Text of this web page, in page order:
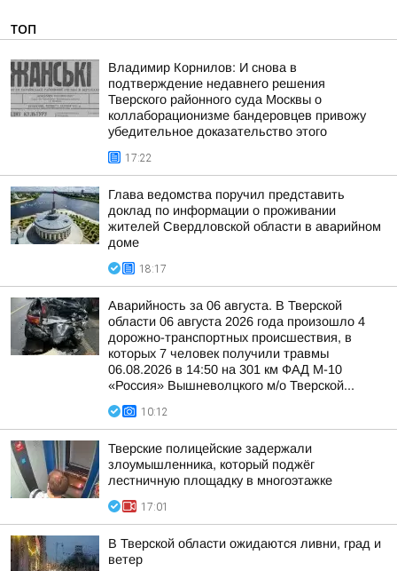
ТОП
Владимир Корнилов: И снова в
подтверждение недавнего решения
Тверского районного суда Москвы о
коллаборационизме бандеровцев привожу
убедительное доказательство этого
17:22
Глава ведомства поручил представить
доклад по информации о проживании
жителей Свердловской области в аварийном
доме
18:17
Аварийность за 06 августа. В Тверской
области 06 августа 2026 года произошло 4
дорожно-транспортных происшествия, в
которых 7 человек получили травмы
06.08.2026 в 14:50 на 301 км ФАД М-10
«Россия» Вышневолцкого м/о Тверской...
10:12
Тверские полицейские задержали
злоумышленника, который поджёг
лестничную площадку в многоэтажке
17:01
В Тверской области ожидаются ливни, град и
ветер